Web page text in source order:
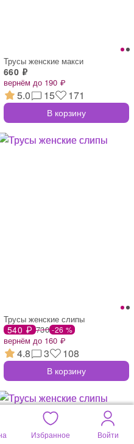
Трусы женские макси
660 ₽
вернём до 190 ₽
5.0 15 171
В корзину
Трусы женские слипы
540 ₽ 730 -26 %
вернём до 160 ₽
4.8 3 108
В корзину
Избранное Войти